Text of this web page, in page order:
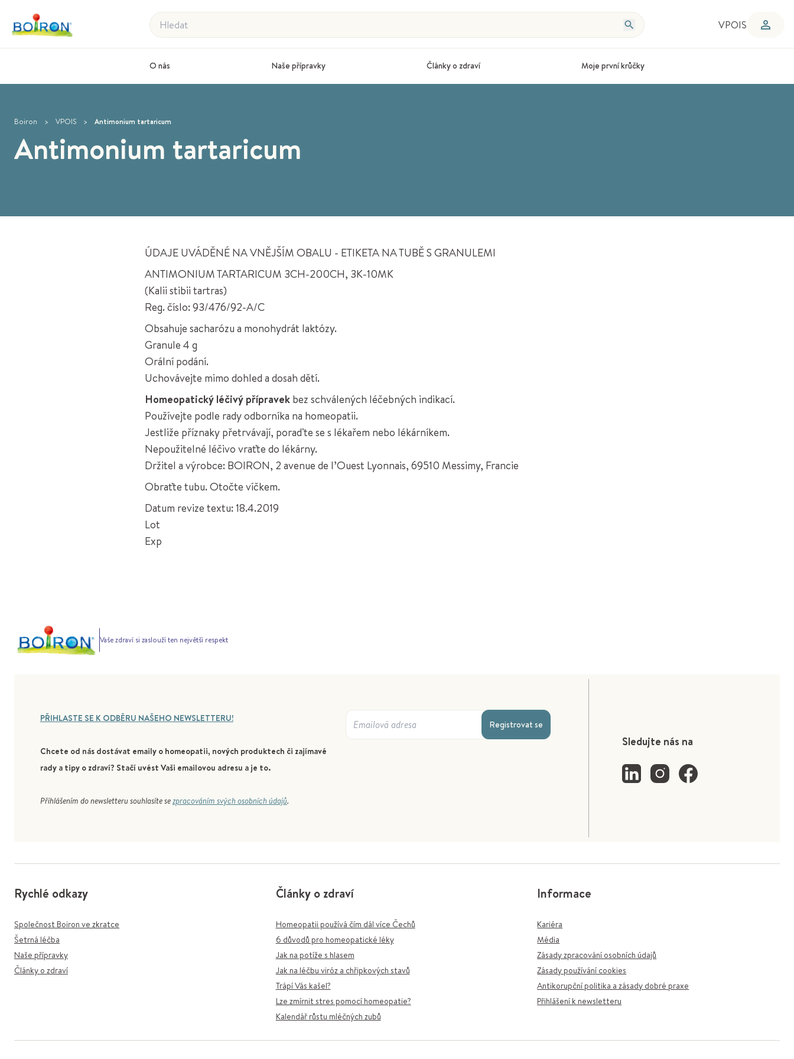
Hledat VPOIS
O nás Naše přípravky Články o zdraví Moje první krůčky
Boiron > VPOIS > Antimonium tartaricum
Antimonium tartaricum
ÚDAJE UVÁDĚNÉ NA VNĚJŠÍM OBALU - ETIKETA NA TUBĚ S GRANULEMI
ANTIMONIUM TARTARICUM 3CH-200CH, 3K-10MK
(Kalii stibii tartras)
Reg. číslo: 93/476/92-A/C
Obsahuje sacharózu a monohydrát laktózy.
Granule 4 g
Orální podání.
Uchovávejte mimo dohled a dosah dětí.
Homeopatický léčivý přípravek bez schválených léčebných indikací.
Používejte podle rady odborníka na homeopatii.
Jestliže příznaky přetrvávají, poraďte se s lékařem nebo lékárníkem.
Nepoužitelné léčivo vraťte do lékárny.
Držitel a výrobce: BOIRON, 2 avenue de l’Ouest Lyonnais, 69510 Messimy, Francie
Obraťte tubu. Otočte víčkem.
Datum revize textu: 18.4.2019
Lot
Exp
Vaše zdraví si zaslouží ten největší respekt
PŘIHLASTE SE K ODBĚRU NAŠEHO NEWSLETTERU!
Chcete od nás dostávat emaily o homeopatii, nových produktech či zajímavé
rady a tipy o zdraví? Stačí uvést Vaši emailovou adresu a je to.
Přihlášením do newsletteru souhlasíte sezpracováním svých osobních údajů.
Registrovat se
Sledujte nás na
Rychlé odkazy
Společnost Boiron ve zkratce
Šetrná léčba
Naše přípravky
Články o zdraví
Články o zdraví
Homeopatii používá čím dál více Čechů
6 důvodů pro homeopatické léky
Jak na potíže s hlasem
Jak na léčbu viróz a chřipkových stavů
Trápí Vás kašel?
Lze zmírnit stres pomocí homeopatie?
Kalendář růstu mléčných zubů
Informace
Kariéra
Média
Zásady zpracování osobních údajů
Zásady používání cookies
Antikorupční politika a zásady dobré praxe
Přihlášení k newsletteru